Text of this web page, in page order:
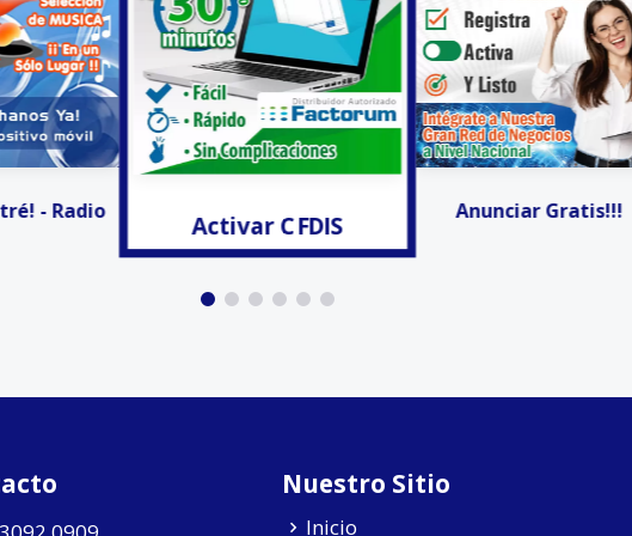
Anunciar Gratis!!! Invitaciones Digitales
Nuestro Sitio
Inicio